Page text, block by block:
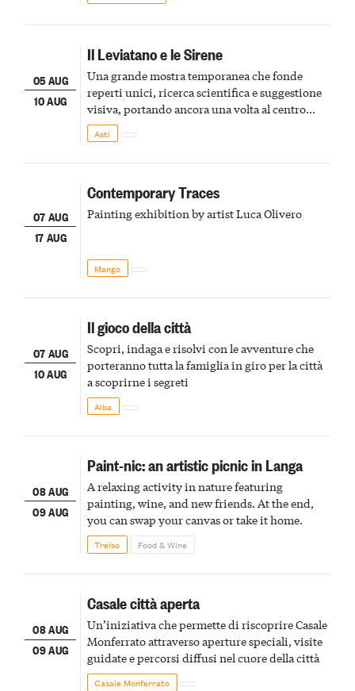
05 AUG
10 AUG
Il Leviatano e le Sirene
Una grande mostra temporanea che fonde
reperti unici, ricerca scientifica e suggestione
visiva, portando ancora una volta al centro
della scena le meraviglie del passato astigiano
Asti
07 AUG
17 AUG
Contemporary Traces
Painting exhibition by artist Luca Olivero
Mango
07 AUG
10 AUG
Il gioco della città
Scopri, indaga e risolvi con le avventure che
porteranno tutta la famiglia in giro per la città
a scoprirne i segreti
Alba
08 AUG
09 AUG
Paint-nic: an artistic picnic in Langa
A relaxing activity in nature featuring
painting, wine, and new friends. At the end,
you can swap your canvas or take it home.
Treiso Food & Wine
08 AUG
09 AUG
Casale città aperta
Un’iniziativa che permette di riscoprire Casale
Monferrato attraverso aperture speciali, visite
guidate e percorsi diffusi nel cuore della città
Casale Monferrato